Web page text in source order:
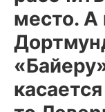
место. А